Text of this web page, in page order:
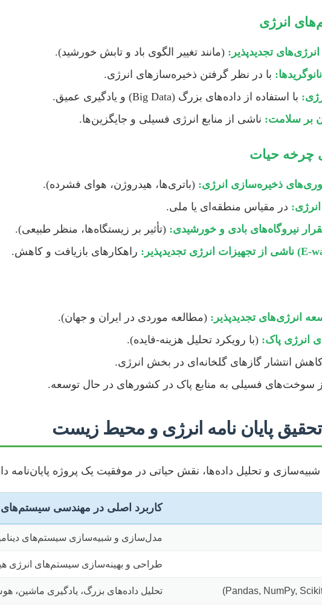
انرژی
تجدیدپذیر: (مانند تغییر الگوی باد و تابش خورشید).
با در نظر گرفتن ذخیره‌سازهای انرژی.
با استفاده از داده‌های بزرگ (Big Data) و یادگیری عمیق.
بر سلامت: ناشی از منابع انرژی فسیلی و جایگزین‌ها.
چرخه حیات
(باتری‌ها، هیدروژن، هوای فشرده).
در مقیاس منطقه‌ای یا ملی.
نیروگاه‌های بادی و خورشیدی: (تأثیر بر زیستگاه‌ها، منظر طبیعی).
راهکارهای بازیافت و کاهش.
انرژی‌های تجدیدپذیر: (مطالعه موردی در ایران و جهان).
انرژی پاک: (با رویکرد تحلیل هزینه-فایده).
انتشار گازهای گلخانه‌ای در بخش انرژی.
سوخت‌های فسیلی به منابع پاک در کشورهای در حال توسعه.
پایان نامه انرژی و محیط زیست
و تحلیل داده‌ها، نقش حیاتی در موفقیت یک پروژه پایان‌نامه
کاربرد اصلی در مهندسی سیستم‌های
مدل‌سازی و شبیه‌سازی سیستم‌های
طراحی و بهینه‌سازی سیستم‌های انرژی
تحلیل داده‌های بزرگ، یادگیری